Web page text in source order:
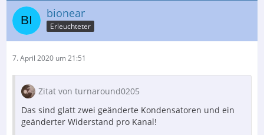
bionear
Erleuchteter
7. April 2020 um 21:51
Zitat von turnaround0205
Das sind glatt zwei geänderte Kondensatoren und ein
geänderter Widerstand pro Kanal!